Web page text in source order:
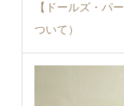
【ドールズ・パ
ついて）